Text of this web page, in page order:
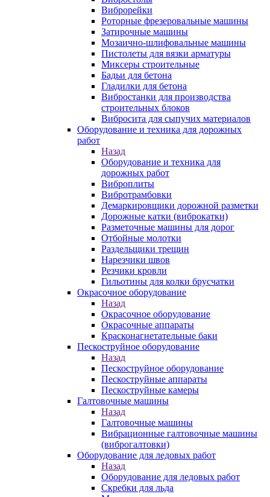
Виброрейки
Роторные фрезеровальные машины
Затирочные машины
Мозаично-шлифовальные машины
Пистолеты для вязки арматуры
Миксеры строительные
Бадьи для бетона
Гладилки для бетона
Вибростанки для производства
строительных блоков
Вибросита для сыпучих материалов
Оборудование и техника для дорожных
работ
Назад
Оборудование и техника для
дорожных работ
Виброплиты
Вибротрамбовки
Демаркировщики дорожной разметки
Дорожные катки (виброкатки)
Разметочные машины для дорог
Отбойные молотки
Раздельщики трещин
Нарезчики швов
Резчики кровли
Гильотины для колки брусчатки
Окрасочное оборудование
Назад
Окрасочное оборудование
Окрасочные аппараты
Красконагнетательные баки
Пескоструйное оборудование
Назад
Пескоструйное оборудование
Пескоструйные аппараты
Пескоструйные камеры
Галтовочные машины
Назад
Галтовочные машины
Вибрационные галтовочные машины
(виброгалтовки)
Оборудование для ледовых работ
Назад
Оборудование для ледовых работ
Скребки для льда